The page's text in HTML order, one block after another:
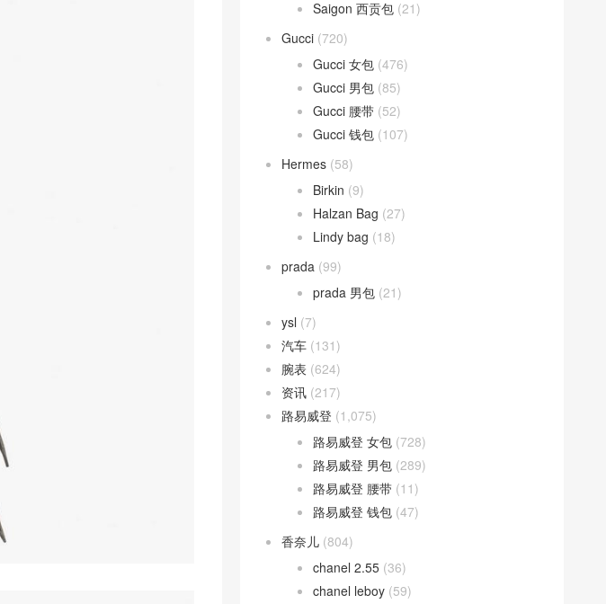
Saigon 西贡包 (21)
Gucci (720)
Gucci 女包 (476)
Gucci 男包 (85)
Gucci 腰带 (52)
Gucci 钱包 (107)
Hermes (58)
Birkin (9)
Halzan Bag (27)
Lindy bag (18)
prada (99)
prada 男包 (21)
ysl (7)
汽车 (131)
腕表 (624)
资讯 (217)
路易威登 (1,075)
路易威登 女包 (728)
路易威登 男包 (289)
路易威登 腰带 (11)
路易威登 钱包 (47)
香奈儿 (804)
chanel 2.55 (36)
chanel leboy (59)